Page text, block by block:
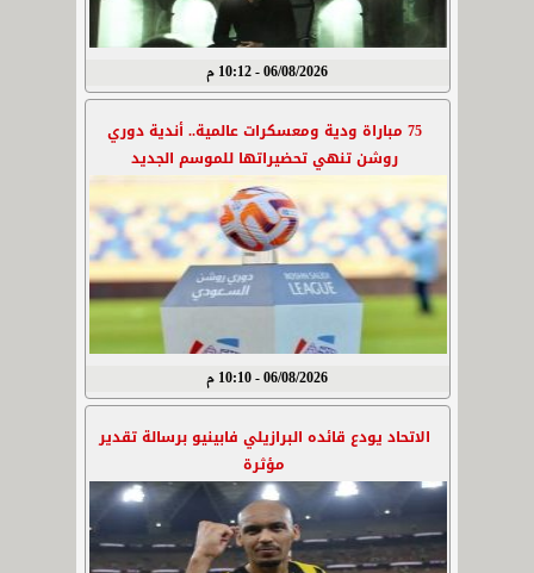
06/08/2026 - 10:12 م
75 مباراة ودية ومعسكرات عالمية.. أندية دوري
روشن تنهي تحضيراتها للموسم الجديد
06/08/2026 - 10:10 م
الاتحاد يودع قائده البرازيلي فابينيو برسالة تقدير
مؤثرة